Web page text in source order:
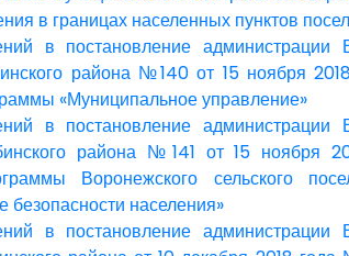
в границах населенных пунктов
в постановление администрации
района №140 от 15 ноября
«Муниципальное управление»
в постановление администрации
района №141 от 15 ноября
Воронежского сельского
безопасности населения»
в постановление администрации